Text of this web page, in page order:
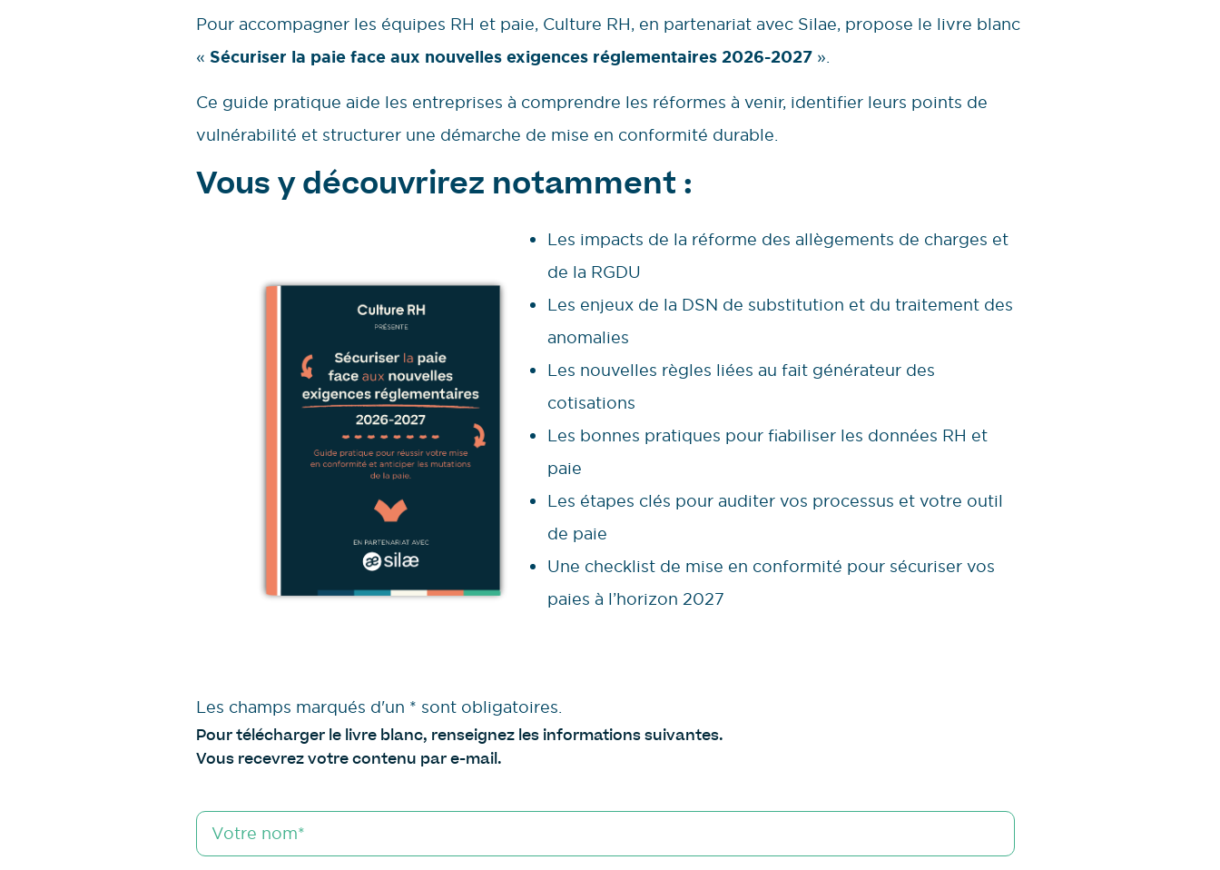
Pour accompagner les équipes RH et paie, Culture RH, en partenariat avec Silae, propose le livre blanc
« Sécuriser la paie face aux nouvelles exigences réglementaires 2026-2027 ».
Ce guide pratique aide les entreprises à comprendre les réformes à venir, identifier leurs points de
vulnérabilité et structurer une démarche de mise en conformité durable.
Vous y découvrirez notamment :
Les impacts de la réforme des allègements de charges et
de la RGDU
Les enjeux de la DSN de substitution et du traitement des
anomalies
Les nouvelles règles liées au fait générateur des
cotisations
Les bonnes pratiques pour fiabiliser les données RH et
paie
Les étapes clés pour auditer vos processus et votre outil
de paie
Une checklist de mise en conformité pour sécuriser vos
paies à l’horizon 2027
Les champs marqués d'un * sont obligatoires.
Pour télécharger le livre blanc, renseignez les informations suivantes.
Vous recevrez votre contenu par e-mail.